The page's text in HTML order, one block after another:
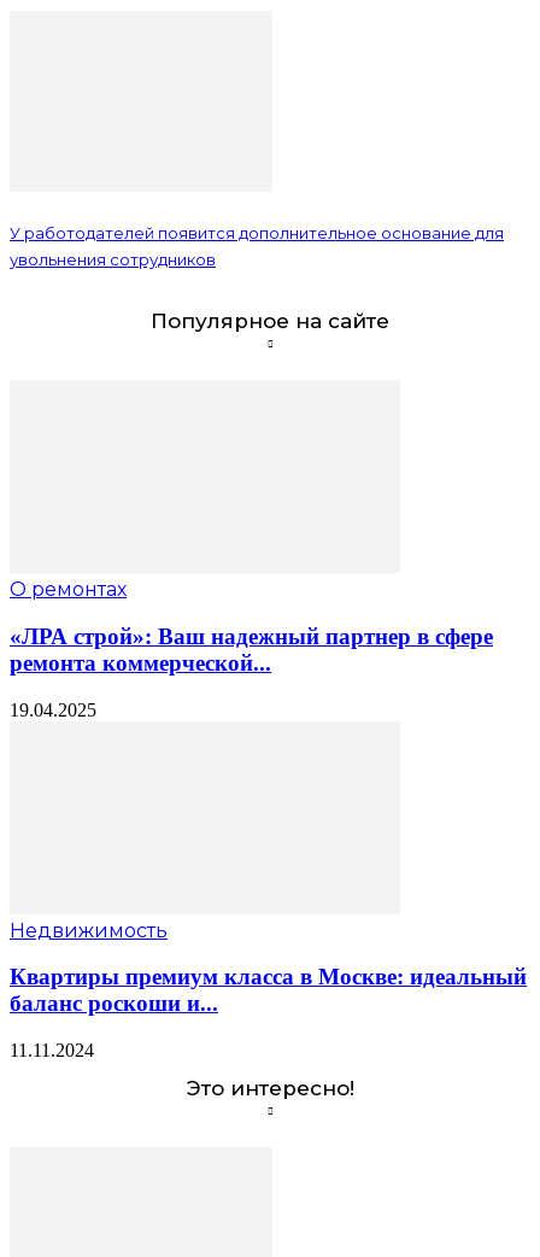
У работодателей появится дополнительное основание для
увольнения сотрудников
Популярное на сайте
О ремонтах
«ЛРА строй»: Ваш надежный партнер в сфере
ремонта коммерческой...
19.04.2025
Недвижимость
Квартиры премиум класса в Москве: идеальный
баланс роскоши и...
11.11.2024
Это интересно!